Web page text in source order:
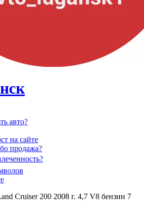
авто?
на сайте
продажа?
Cruiser 200 2008 г. 4,7 V8 бензин 7